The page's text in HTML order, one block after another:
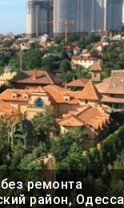
ремонта
район, Одесса